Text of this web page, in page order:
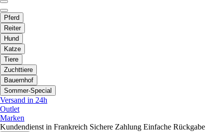
Pferd
Reiter
Hund
Katze
Tiere
Zuchttiere
Bauernhof
Sommer-Special
Versand in 24h
Outlet
Marken
Kundendienst in Frankreich Sichere Zahlung Einfache Rückgabe